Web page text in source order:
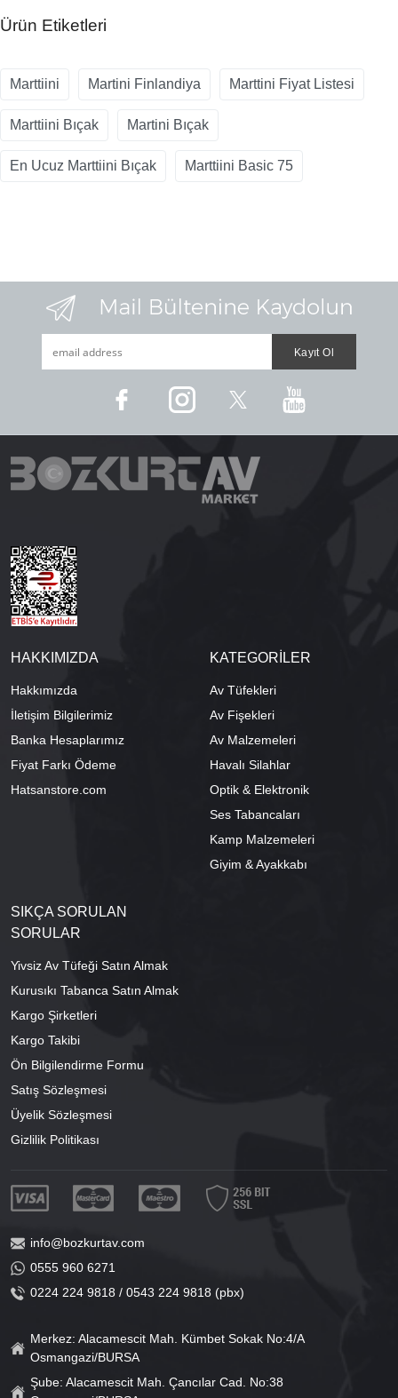
Ürün Etiketleri
Marttiini Martini Finlandiya Marttini Fiyat Listesi
Marttiini Bıçak Martini Bıçak
En Ucuz Marttiini Bıçak Marttiini Basic 75
HAKKIMIZDA
Hakkımızda
İletişim Bilgilerimiz
Banka Hesaplarımız
Fiyat Farkı Ödeme
Hatsanstore.com
KATEGORİLER
Av Tüfekleri
Av Fişekleri
Av Malzemeleri
Havalı Silahlar
Optik & Elektronik
Ses Tabancaları
Kamp Malzemeleri
Giyim & Ayakkabı
SIKÇA SORULAN
SORULAR
Yivsiz Av Tüfeği Satın Almak
Kurusıkı Tabanca Satın Almak
Kargo Şirketleri
Kargo Takibi
Ön Bilgilendirme Formu
Satış Sözleşmesi
Üyelik Sözleşmesi
Gizlilik Politikası
info@bozkurtav.com
0555 960 6271
0224 224 9818 / 0543 224 9818 (pbx)
Merkez: Alacamescit Mah. Kümbet Sokak No:4/A
Osmangazi/BURSA
Şube: Alacamescit Mah. Çancılar Cad. No:38